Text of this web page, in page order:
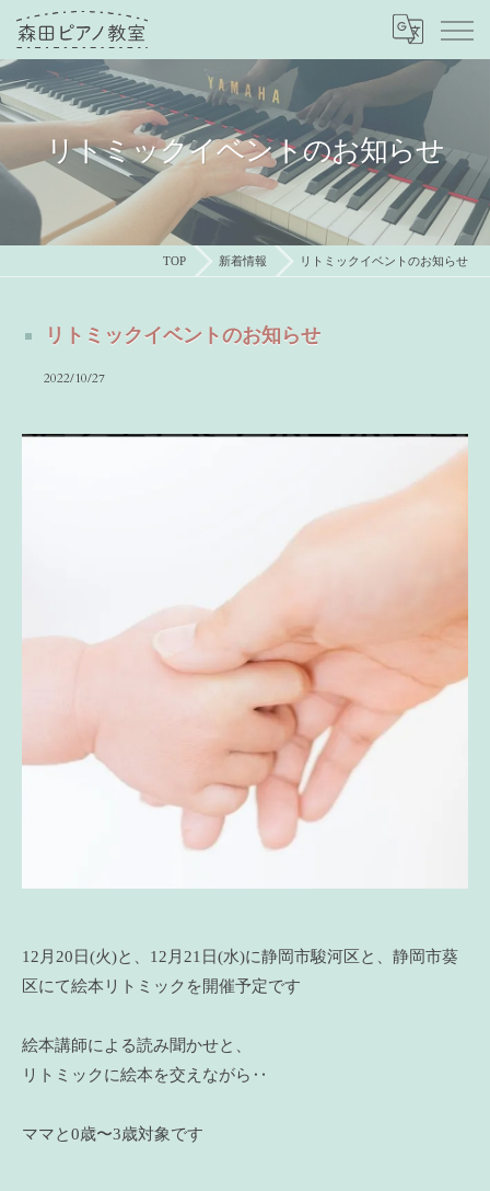
リトミックイベントのお知らせ
TOP 新着情報 リトミックイベントのお知らせ
リトミックイベントのお知らせ
2022/10/27
12月20日(火)と、12月21日(水)に静岡市駿河区と、静岡市葵
区にて絵本リトミックを開催予定です
絵本講師による読み聞かせと、
リトミックに絵本を交えながら‥
ママと0歳〜3歳対象です